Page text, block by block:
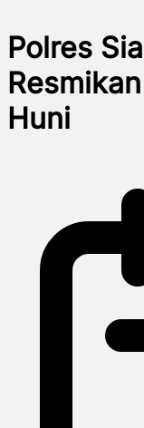
Polres
Huni